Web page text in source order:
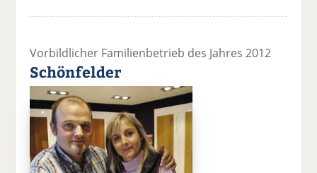
Vorbildlicher Familienbetrieb des Jahres 2012
Schönfelder